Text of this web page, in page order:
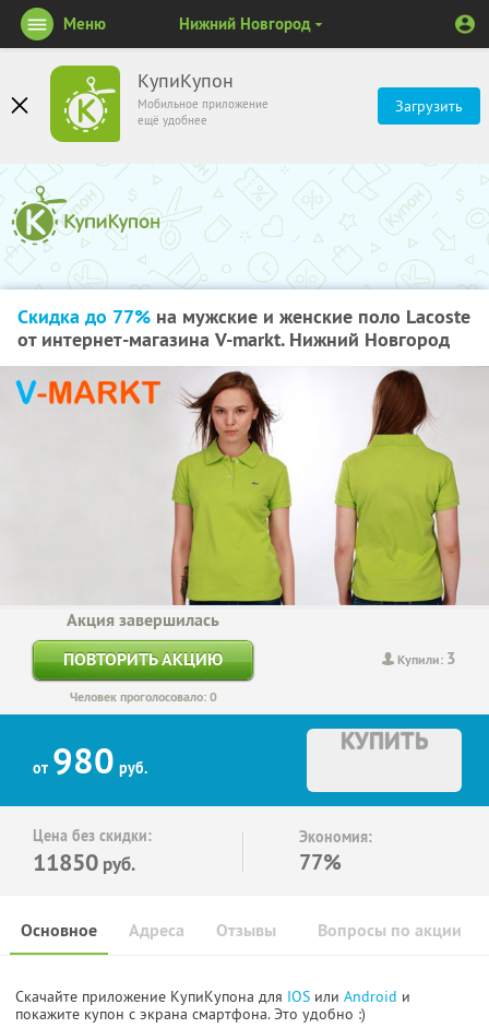
КупиКупон
Мобильное приложение
ещё удобнее
Загрузить
Меню Нижний Новгород
Скидка до 77% на мужские и женские поло Lacoste
от интернет-магазина V-markt. Нижний Новгород
Купили: 3
Акция завершилась
ПОВТОРИТЬ АКЦИЮ
Человек проголосовало: 0
от 980 руб.
КУПИТЬ
Цена без скидки:
11850 руб.
Экономия:
77%
Основное Отзывы Вопросы по акции
Адреса
Скачайте приложение КупиКупона для IOS или Android и
покажите купон с экрана смартфона. Это удобно :)